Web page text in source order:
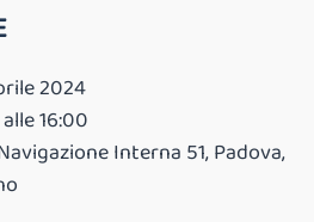
2024
16:00
Interna 51, Padova,